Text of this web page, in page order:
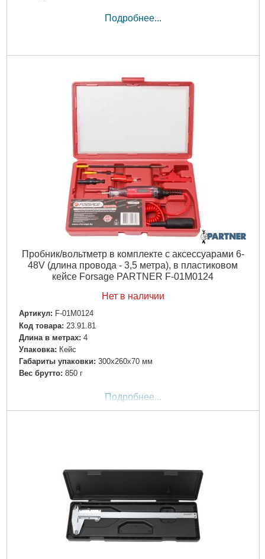
Подробнее...
Пробник/вольтметр в комплекте с аксессуарами 6-
48V (длина провода - 3,5 метра), в пластиковом
кейсе Forsage PARTNER F-01M0124
Нет в наличии
Артикул: F-01M0124
Код товара: 23.91.81
Длина в метрах: 4
Упаковка: Кейс
Габариты упаковки: 300x260x70 мм
Вес брутто: 850 г
Подробнее...